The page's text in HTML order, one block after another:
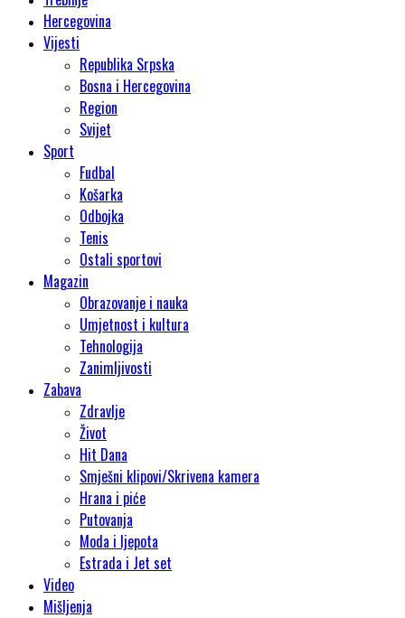
Hercegovina
Vijesti
Republika Srpska
Bosna i Hercegovina
Region
Svijet
Sport
Fudbal
Košarka
Odbojka
Tenis
Ostali sportovi
Magazin
Obrazovanje i nauka
Umjetnost i kultura
Tehnologija
Zanimljivosti
Zabava
Zdravlje
Život
Hit Dana
Smješni klipovi/Skrivena kamera
Hrana i piće
Putovanja
Moda i ljepota
Estrada i Jet set
Video
Mišljenja